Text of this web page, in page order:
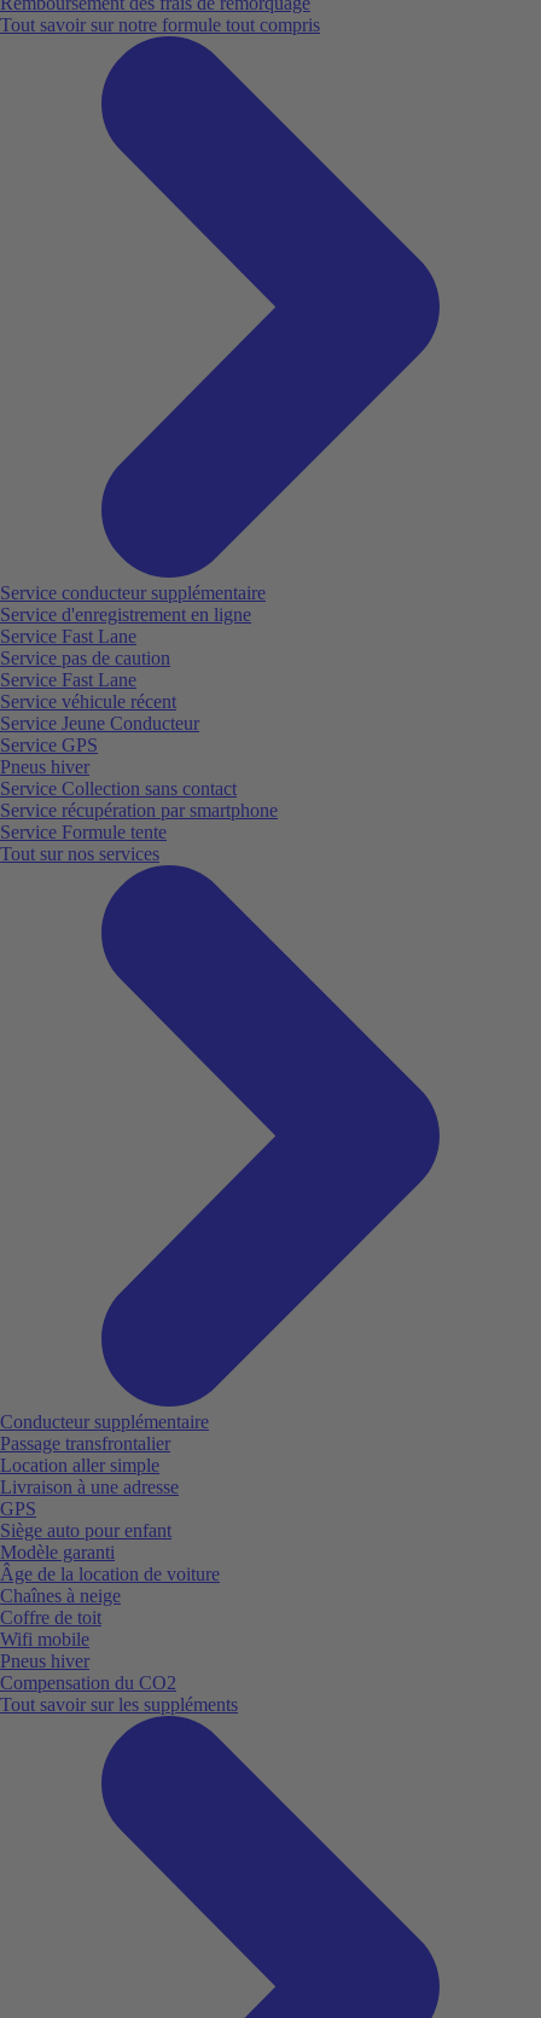
Tout savoir sur notre formule tout compris
Service conducteur supplémentaire
Service d'enregistrement en ligne
Service Fast Lane
Service pas de caution
Service Fast Lane
Service véhicule récent
Service Jeune Conducteur
Service GPS
Pneus hiver
Service Collection sans contact
Service récupération par smartphone
Service Formule tente
Tout sur nos services
Conducteur supplémentaire
Passage transfrontalier
Location aller simple
Livraison à une adresse
GPS
Siège auto pour enfant
Modèle garanti
Âge de la location de voiture
Chaînes à neige
Coffre de toit
Wifi mobile
Pneus hiver
Compensation du CO2
Tout savoir sur les suppléments